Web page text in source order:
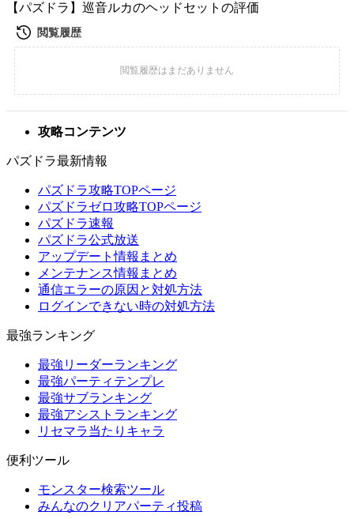
【パズドラ】巡音ルカのヘッドセットの評価
攻略コンテンツ
パズドラ最新情報
パズドラ攻略TOPページ
パズドラゼロ攻略TOPページ
パズドラ速報
パズドラ公式放送
アップデート情報まとめ
メンテナンス情報まとめ
通信エラーの原因と対処方法
ログインできない時の対処方法
最強ランキング
最強リーダーランキング
最強パーティテンプレ
最強サブランキング
最強アシストランキング
リセマラ当たりキャラ
便利ツール
モンスター検索ツール
みんなのクリアパーティ投稿